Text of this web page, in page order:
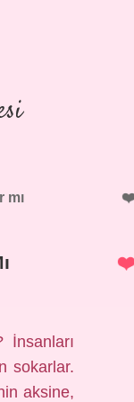
mı
İnsanları
sokarlar.
aksine,